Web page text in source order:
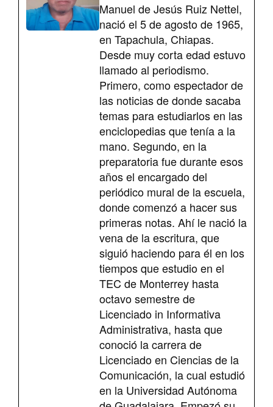
Manuel de Jesús Ruiz Nettel,
nació el 5 de agosto de 1965,
en Tapachula, Chiapas.
Desde muy corta edad estuvo
llamado al periodismo.
Primero, como espectador de
las noticias de donde sacaba
temas para estudiarlos en las
enciclopedias que tenía a la
mano. Segundo, en la
preparatoria fue durante esos
años el encargado del
periódico mural de la escuela,
donde comenzó a hacer sus
primeras notas. Ahí le nació la
vena de la escritura, que
siguió haciendo para él en los
tiempos que estudio en el
TEC de Monterrey hasta
octavo semestre de
Licenciado in Informativa
Administrativa, hasta que
conoció la carrera de
Licenciado en Ciencias de la
Comunicación, la cual estudió
en la Universidad Autónoma